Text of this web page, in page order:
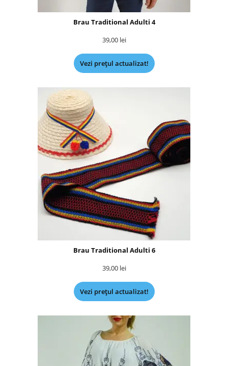
Brau Traditional Adulti 4
39,00 lei
Vezi prețul actualizat!
Brau Traditional Adulti 6
39,00 lei
Vezi prețul actualizat!